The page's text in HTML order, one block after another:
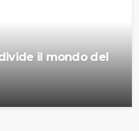
il mondo del